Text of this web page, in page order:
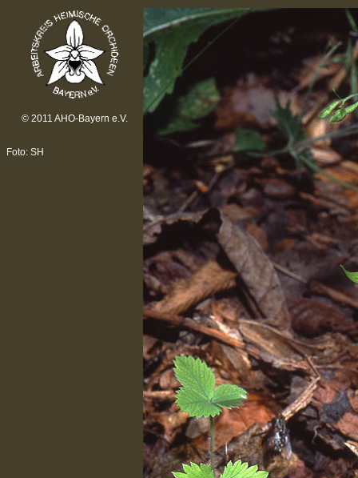
© 2011 AHO-Bayern e.V.
Foto: SH